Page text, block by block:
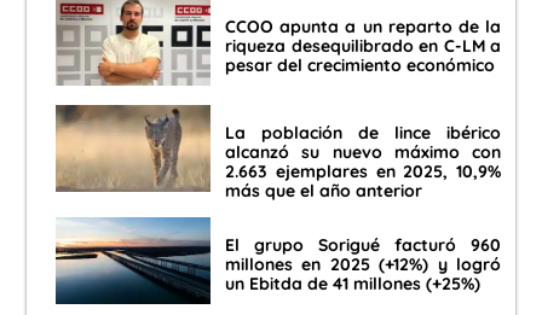
CCOO apunta a un reparto de la
riqueza desequilibrado en C-LM a
pesar del crecimiento económico
La población de lince ibérico
alcanzó su nuevo máximo con
2.663 ejemplares en 2025, 10,9%
más que el año anterior
El grupo Sorigué facturó 960
millones en 2025 (+12%) y logró
un Ebitda de 41 millones (+25%)